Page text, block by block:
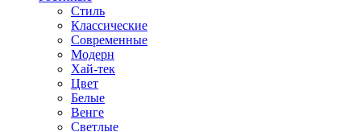
Стиль
Классические
Современные
Модерн
Хай-тек
Цвет
Белые
Венге
Светлые